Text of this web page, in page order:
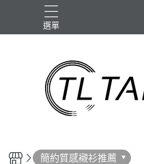
選單
簡約質感襯衫推薦